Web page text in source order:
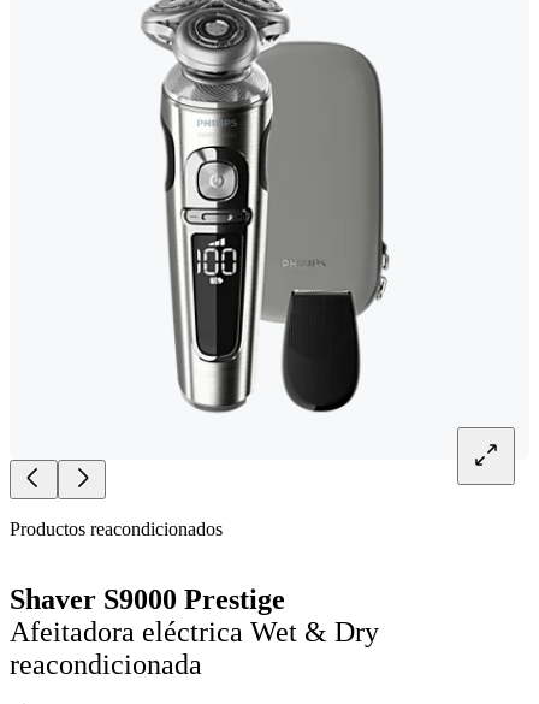
Productos reacondicionados
Shaver S9000 Prestige
Afeitadora eléctrica Wet & Dry
reacondicionada